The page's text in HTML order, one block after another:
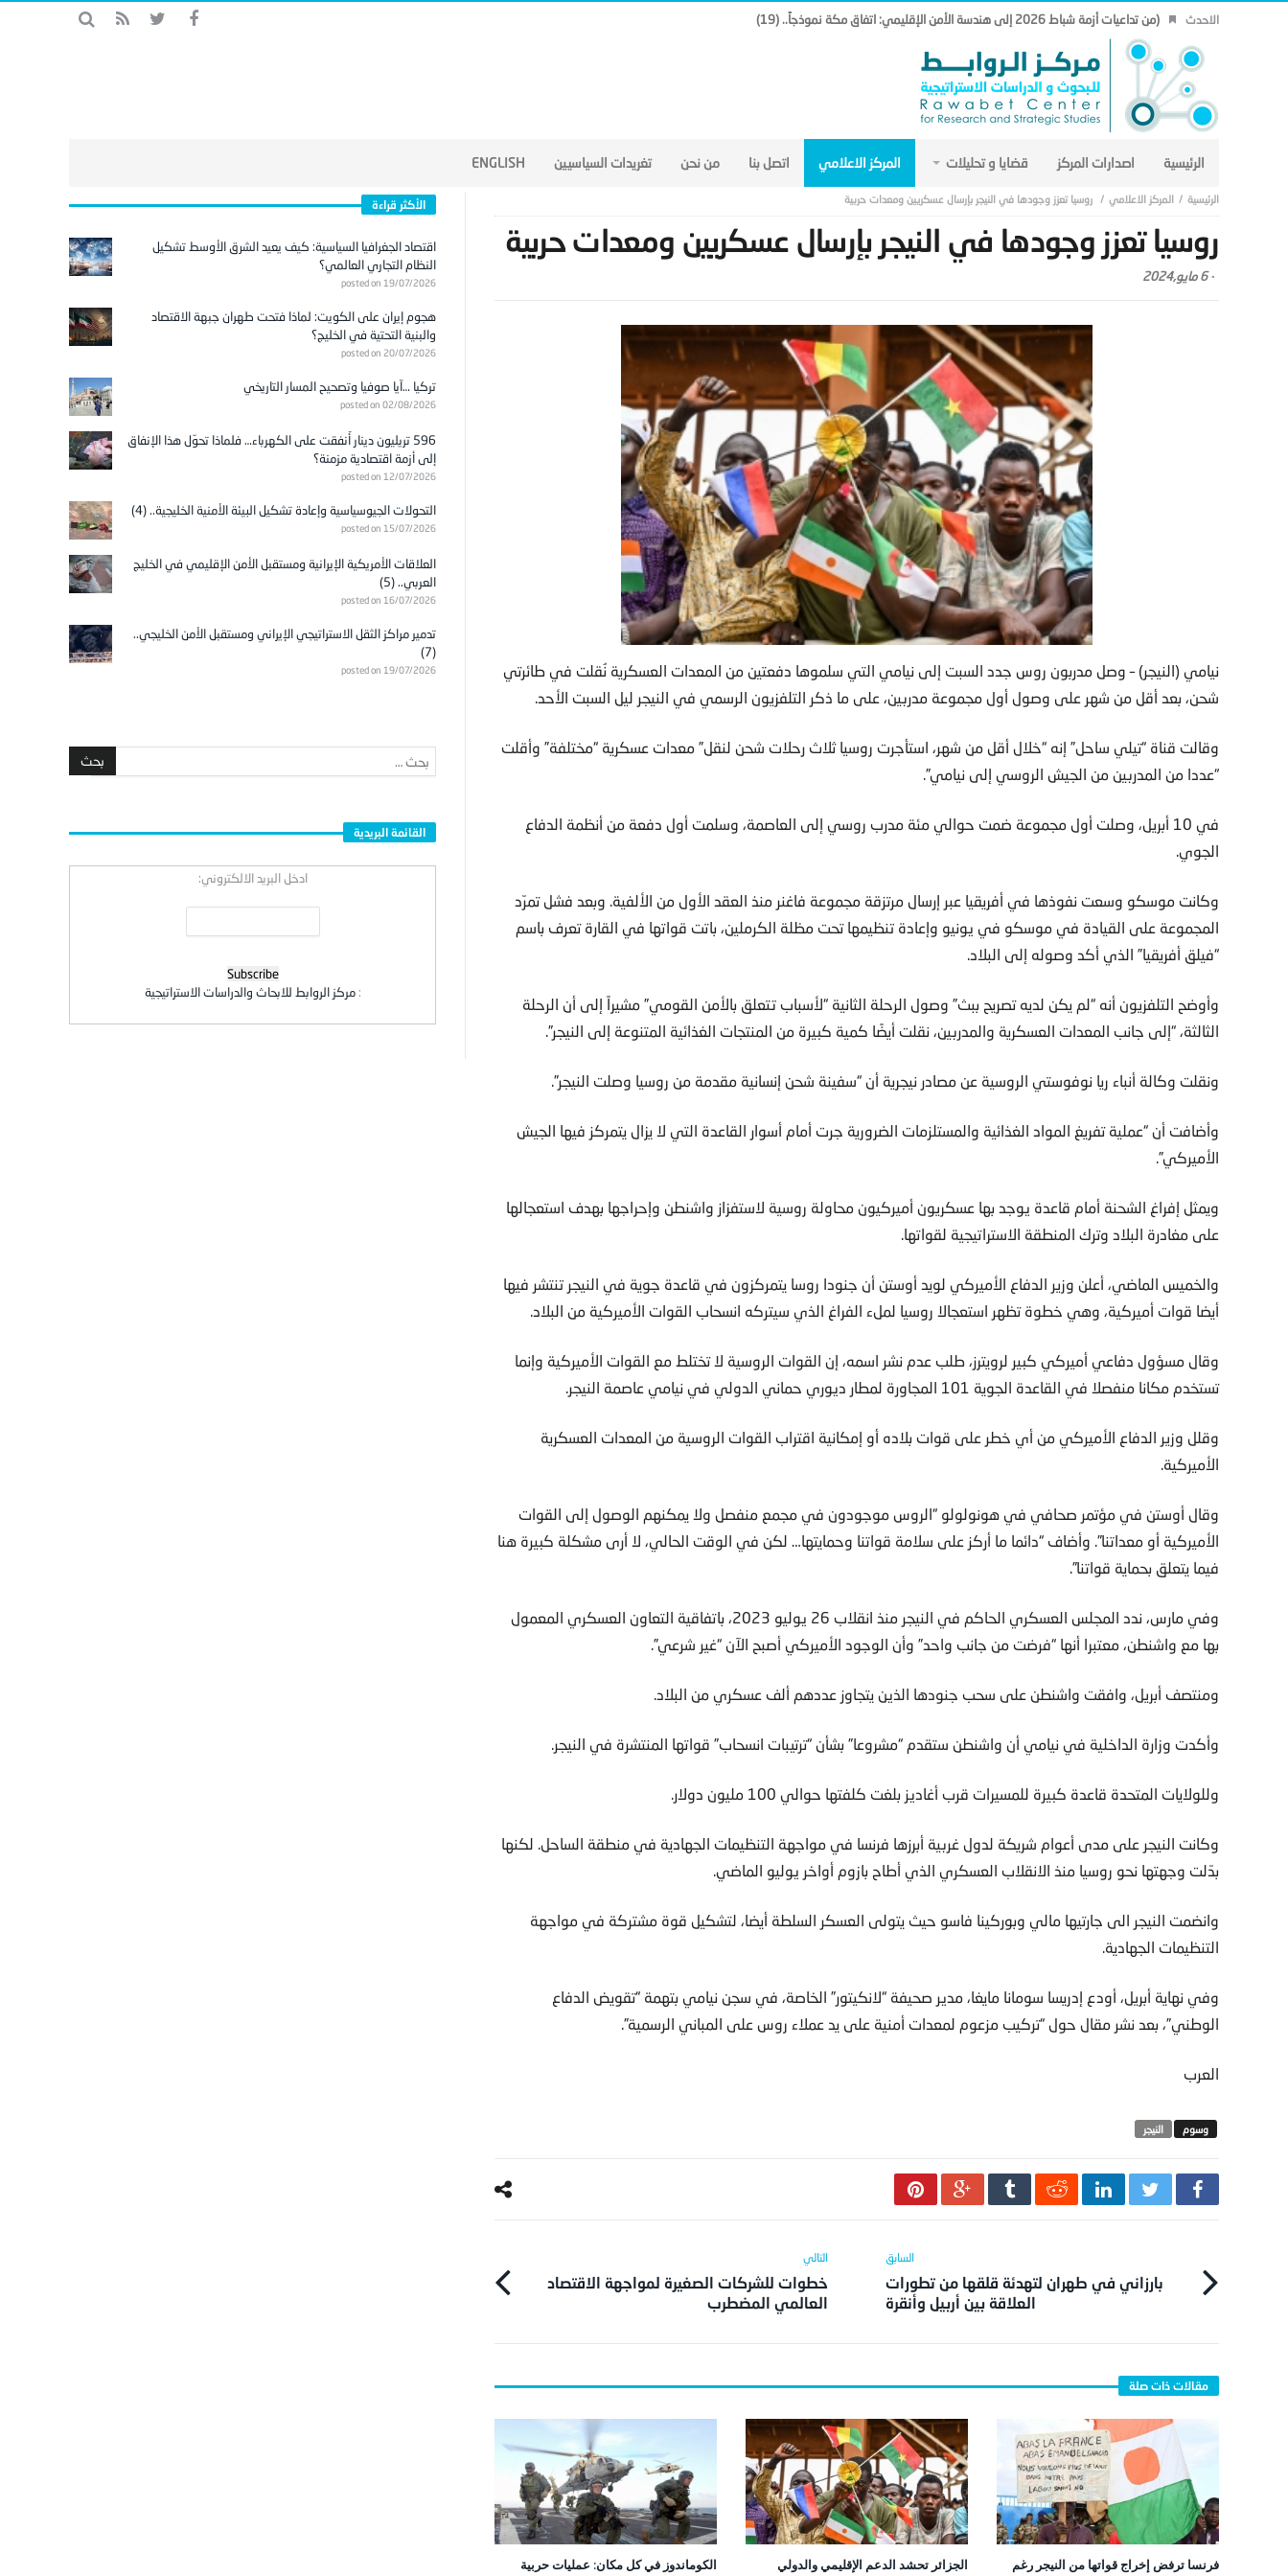
الاحدث (من تداعيات أزمة شباط 2026 إلى هندسة الأمن الإقليمي: اتفاق مكة نموذجاً.. (19)
الرئيسية اصدارات المركز قضايا و تحليلات المركز الاعلامي اتصل بنا من نحن تغريدات السياسيين ENGLISH
المركز الاعلامي روسيا تعزز وجودها في النيجر بإرسال عسكريين ومعدات حربية
روسيا تعزز وجودها في النيجر بإرسال عسكريين ومعدات حربية
-6 مايو,2024
نيامي (النيجر) – وصل مدربون روس جدد السبت إلى نيامي التي سلموها دفعتين من المعدات العسكرية نُقلت في طائرتي
شحن، بعد أقل من شهر على وصول أول مجموعة مدربين، على ما ذكر التلفزيون الرسمي في النيجر ليل السبت الأحد.
وقالت قناة “تيلي ساحل” إنه “خلال أقل من شهر، استأجرت روسيا ثلاث رحلات شحن لنقل” معدات عسكرية “مختلفة” وأقلت
“عددا من المدربين من الجيش الروسي إلى نيامي”.
في 10 أبريل، وصلت أول مجموعة ضمت حوالي مئة مدرب روسي إلى العاصمة، وسلمت أول دفعة من أنظمة الدفاع
الجوي.
وكانت موسكو وسعت نفوذها في أفريقيا عبر إرسال مرتزقة مجموعة فاغنر منذ العقد الأول من الألفية. وبعد فشل تمرّد
المجموعة على القيادة في موسكو في يونيو وإعادة تنظيمها تحت مظلة الكرملين، باتت قواتها في القارة تعرف باسم
“فيلق أفريقيا” الذي أكد وصوله إلى البلاد.
وأوضح التلفزيون أنه “لم يكن لديه تصريح ببث” وصول الرحلة الثانية “لأسباب تتعلق بالأمن القومي” مشيراً إلى أن الرحلة
الثالثة، “إلى جانب المعدات العسكرية والمدربين، نقلت أيضًا كمية كبيرة من المنتجات الغذائية المتنوعة إلى النيجر”.
ونقلت وكالة أنباء ريا نوفوستي الروسية عن مصادر نيجرية أن “سفينة شحن إنسانية مقدمة من روسيا وصلت النيجر”.
وأضافت أن “عملية تفريغ المواد الغذائية والمستلزمات الضرورية جرت أمام أسوار القاعدة التي لا يزال يتمركز فيها الجيش
الأميركي”.
ويمثل إفراغ الشحنة أمام قاعدة يوجد بها عسكريون أميركيون محاولة روسية لاستفزاز واشنطن وإحراجها بهدف استعجالها
على مغادرة البلاد وترك المنطقة الاستراتيجية لقواتها.
والخميس الماضي، أعلن وزير الدفاع الأميركي لويد أوستن أن جنودا روسا يتمركزون في قاعدة جوية في النيجر تنتشر فيها
أيضا قوات أميركية، وهي خطوة تظهر استعجالا روسيا لملء الفراغ الذي سيتركه انسحاب القوات الأميركية من البلاد.
وقال مسؤول دفاعي أميركي كبير لرويترز، طلب عدم نشر اسمه، إن القوات الروسية لا تختلط مع القوات الأميركية وإنما
تستخدم مكانا منفصلا في القاعدة الجوية 101 المجاورة لمطار ديوري حماني الدولي في نيامي عاصمة النيجر.
وقلل وزير الدفاع الأميركي من أي خطر على قوات بلاده أو إمكانية اقتراب القوات الروسية من المعدات العسكرية
الأميركية.
وقال أوستن في مؤتمر صحافي في هونولولو “الروس موجودون في مجمع منفصل ولا يمكنهم الوصول إلى القوات
الأميركية أو معداتنا”. وأضاف “دائما ما أركز على سلامة قواتنا وحمايتها… لكن في الوقت الحالي، لا أرى مشكلة كبيرة هنا
فيما يتعلق بحماية قواتنا”.
وفي مارس، ندد المجلس العسكري الحاكم في النيجر منذ انقلاب 26 يوليو 2023، باتفاقية التعاون العسكري المعمول
بها مع واشنطن، معتبرا أنها “فرضت من جانب واحد” وأن الوجود الأميركي أصبح الآن “غير شرعي”.
ومنتصف أبريل، وافقت واشنطن على سحب جنودها الذين يتجاوز عددهم ألف عسكري من البلاد.
وأكدت وزارة الداخلية في نيامي أن واشنطن ستقدم “مشروعا” بشأن “ترتيبات انسحاب” قواتها المنتشرة في النيجر.
وللولايات المتحدة قاعدة كبيرة للمسيرات قرب أغاديز بلغت كلفتها حوالي 100 مليون دولار.
وكانت النيجر على مدى أعوام شريكة لدول غربية أبرزها فرنسا في مواجهة التنظيمات الجهادية في منطقة الساحل. لكنها
بدّلت وجهتها نحو روسيا منذ الانقلاب العسكري الذي أطاح بازوم أواخر يوليو الماضي.
وانضمت النيجر الى جارتيها مالي وبوركينا فاسو حيث يتولى العسكر السلطة أيضا، لتشكيل قوة مشتركة في مواجهة
التنظيمات الجهادية.
وفي نهاية أبريل، أودع إدريسا سومانا مايغا، مدير صحيفة “لانكيتور” الخاصة، في سجن نيامي بتهمة “تقويض الدفاع
الوطني”، بعد نشر مقال حول “تركيب مزعوم لمعدات أمنية على يد عملاء روس على المباني الرسمية”.
العرب
النيجر
بارزاني في طهران لتهدئة قلقها من تطورات
العلاقة بين أربيل وأنقرة
خطوات للشركات الصغيرة لمواجهة الاقتصاد
العالمي المضطرب
فرنسا ترفض إخراج قواتها من النيجر رغم
الجزائر تحشد الدعم الإقليمي والدولي
الكوماندوز في كل مكان: عمليات حربية
الأكثر قراءة
اقتصاد الجغرافيا السياسية: كيف يعيد الشرق الأوسط تشكيل
النظام التجاري العالمي؟
posted on 19/07/2026
هجوم إيران على الكويت: لماذا فتحت طهران جبهة الاقتصاد
والبنية التحتية في الخليج؟
posted on 20/07/2026
تركيا …آيا صوفيا وتصحيح المسار التاريخي
posted on 02/08/2026
596 تريليون دينار أُنفقت على الكهرباء… فلماذا تحوّل هذا الإنفاق
إلى أزمة اقتصادية مزمنة؟
posted on 12/07/2026
التحولات الجيوسياسية وإعادة تشكيل البيئة الأمنية الخليجية.. (4)
posted on 15/07/2026
العلاقات الأمريكية الإيرانية ومستقبل الأمن الإقليمي في الخليج
العربي.. (5)
posted on 16/07/2026
تدمير مراكز الثقل الاستراتيجي الإيراني ومستقبل الأمن الخليجي..
(7)
posted on 19/07/2026
القائمة البريدية
ادخل البريد الالكتروني:
:مركز الروابط للابحاث والدراسات الاستراتيجية